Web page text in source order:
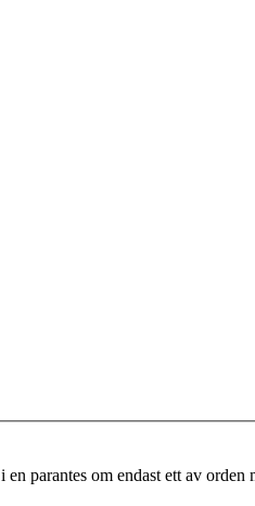
i en parantes om endast ett av orden